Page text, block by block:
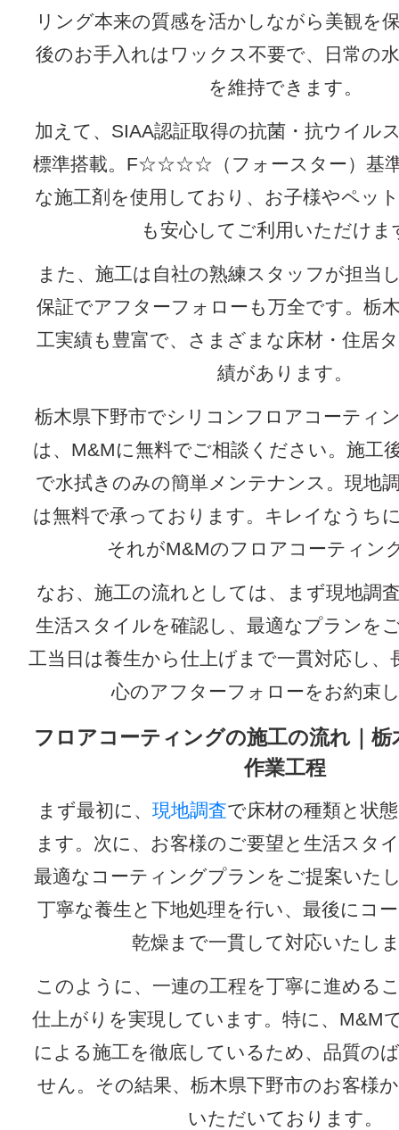
リング本来の質感を活かしながら美観を
後のお手入れはワックス不要で、日常の
を維持できます。
加えて、SIAA認証取得の抗菌・抗ウイル
標準搭載。F☆☆☆☆（フォースター）基
な施工剤を使用しており、お子様やペッ
も安心してご利用いただけま
また、施工は自社の熟練スタッフが担当
保証でアフターフォローも万全です。栃
工実績も豊富で、さまざまな床材・住居
績があります。
栃木県下野市でシリコンフロアコーティ
は、M&Mに無料でご相談ください。施工
で水拭きのみの簡単メンテナンス。現地
は無料で承っております。キレイなうち
それがM&Mのフロアコーティン
なお、施工の流れとしては、まず現地調
生活スタイルを確認し、最適なプランを
工当日は養生から仕上げまで一貫対応し、
心のアフターフォローをお約束
フロアコーティングの施工の流れ｜栃
作業工程
まず最初に、 現地調査で床材の種類と状
ます。次に、お客様のご要望と生活スタ
最適なコーティングプランをご提案いた
丁寧な養生と下地処理を行い、最後にコ
乾燥まで一貫して対応いたし
このように、一連の工程を丁寧に進める
仕上がりを実現しています。特に、M&M
による施工を徹底しているため、品質の
せん。その結果、栃木県下野市のお客様
いただいております。